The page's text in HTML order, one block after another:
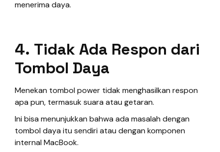
menerima daya.
4. Tidak Ada Respon dari
Tombol Daya
Menekan tombol power tidak menghasilkan respon
apa pun, termasuk suara atau getaran.
Ini bisa menunjukkan bahwa ada masalah dengan
tombol daya itu sendiri atau dengan komponen
internal MacBook.